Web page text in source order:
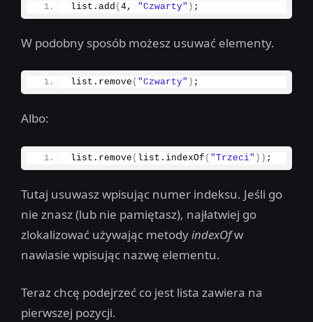
list. add (4, "Czwarty" ) ;
W podobny sposób możesz usuwać elementy.
list. remove ( "Czwarty" ) ;
Albo:
list. remove ( list. indexOf ( "Trzeci" )) ;
Tutaj usuwasz wpisując numer indeksu. Jeśli go
nie znasz (lub nie pamiętasz), najłatwiej go
zlokalizować używając metodyindexOfw
nawiasie wpisując nazwę elementu.
Teraz chcę podejrzeć co jest lista zawiera na
pierwszej pozycji.